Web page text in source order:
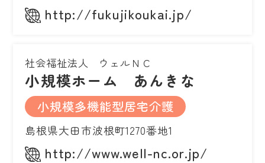
http://fukujikoukai.jp/
社会福祉法人 ウェルＮＣ
小規模ホーム あんきな
小規模多機能型居宅介護
島根県大田市波根町1270番地1
http://www.well-nc.or.jp/